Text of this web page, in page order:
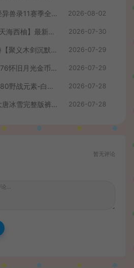
卡牌回合手游【山海经异兽录11赛季全人物代金券内购版】最新整理WIN系服务端+授权GM后台+管理后台+热更修改工具+安卓+详细搭建教程 2026-08-02
GGE2互通西游【神界天海西柚】最新整理Win系服务端+安卓苹果PC三端+内置GM工具+全套源码+详细搭建教程+视频教程 2026-07-30
RED三端引擎传奇手游【聚义木剑沉默高仿嘟嘟沉默】最新整理Win系服务端+安卓苹果PC三端+详细搭建教程 2026-07-29
战神引擎传奇手游【1.76怀旧月光金币版】最新整理Win系复古服务端+安卓苹果双端+GM授权物品后台+详细搭建教程 2026-07-29
战神引擎传奇手游【1.80野战元素-白猪7.2免授权】最新整理Win系特色服务端+安卓+GM授权物品后台+详细搭建教程 2026-07-28
战神引擎传奇手游【大唐冰雪完整版裤衩7.0免授权】最新整理Win系特色服务端+GM授权后台+安卓苹果双端+详细搭建教程 2026-07-28
暂无评论